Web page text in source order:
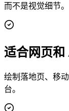
而不是视觉细节。
适合网页和
绘制落地页、移
台。